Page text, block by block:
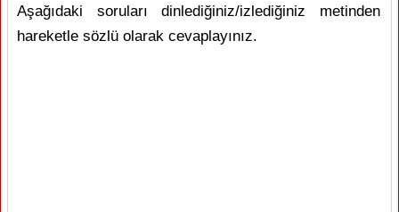
Aşağıdaki soruları dinlediğiniz/izlediğiniz metinden
hareketle sözlü olarak cevaplayınız.